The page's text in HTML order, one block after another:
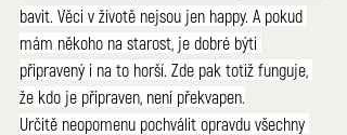
bavit. Věci v životě nejsou jen happy. A pokud
mám někoho na starost, je dobré býti
připravený i na to horší. Zde pak totiž funguje,
že kdo je připraven, není překvapen.
Určitě neopomenu pochválit opravdu všechny